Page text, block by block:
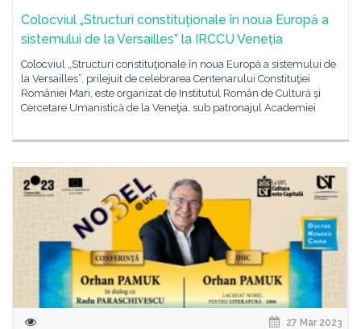
Colocviul „Structuri constituţionale în noua Europă a
sistemului de la Versailles” la IRCCU Veneția
Colocviul „Structuri constituţionale în noua Europă a sistemului de
la Versailles”, prilejuit de celebrarea Centenarului Constituţiei
României Mari, este organizat de Institutul Român de Cultură şi
Cercetare Umanistică de la Veneţia, sub patronajul Academiei
27 Mar 2023